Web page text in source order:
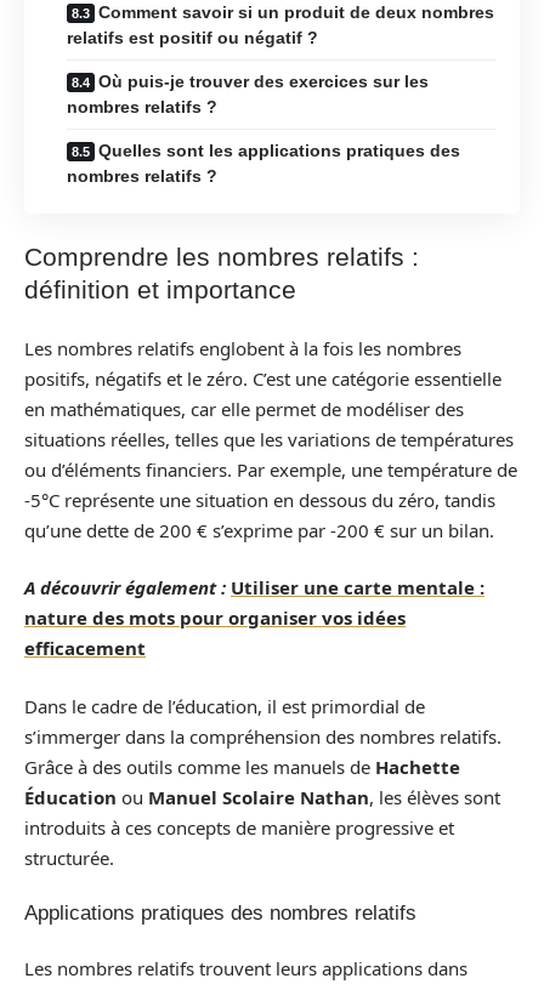
Comment savoir si un produit de deux nombres
relatifs est positif ou négatif ?
Où puis-je trouver des exercices sur les
nombres relatifs ?
Quelles sont les applications pratiques des
nombres relatifs ?
Comprendre les nombres relatifs :
définition et importance
Les nombres relatifs englobent à la fois les nombres
positifs, négatifs et le zéro. C’est une catégorie essentielle
en mathématiques, car elle permet de modéliser des
situations réelles, telles que les variations de températures
ou d’éléments financiers. Par exemple, une température de
-5°C représente une situation en dessous du zéro, tandis
qu’une dette de 200 € s’exprime par -200 € sur un bilan.
A découvrir également : Utiliser une carte mentale :
nature des mots pour organiser vos idées
efficacement
Dans le cadre de l’éducation, il est primordial de
s’immerger dans la compréhension des nombres relatifs.
Grâce à des outils comme les manuels de Hachette
Éducation ou Manuel Scolaire Nathan, les élèves sont
introduits à ces concepts de manière progressive et
structurée.
Applications pratiques des nombres relatifs
Les nombres relatifs trouvent leurs applications dans